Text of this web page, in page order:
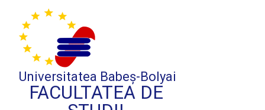
Universitatea Babeș-Bolyai
FACULTATEA DE